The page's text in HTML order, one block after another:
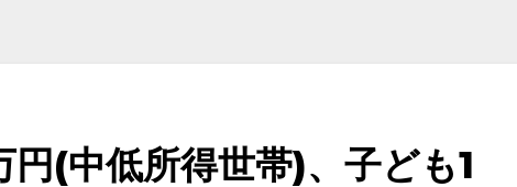
円(中低所得世帯)、子ども1